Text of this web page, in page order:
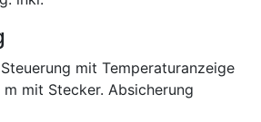
mit Temperaturanzeige
mit Stecker. Absicherung